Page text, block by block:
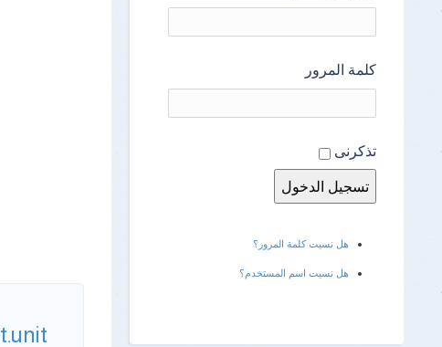
كلمة المرور
تذكرنى
هل نسيت كلمة المرور؟
هل نسيت اسم المستخدم؟